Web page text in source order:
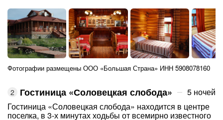
Фотографии размещены ООО «Большая Страна» ИНН 5908078160
Гостиница «Соловецкая слобода»
5 ночей
Гостиница «Соловецкая слобода» находится в центре
поселка, в 3-х минутах ходьбы от всемирно известного